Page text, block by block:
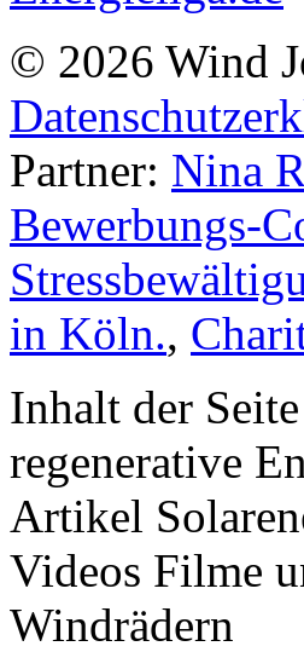
© 2026 Wind
Partner: Nina
Bewerbungs-
in Köln.,
Inhalt der
regenerative
Artikel
Videos Filme
Windrädern